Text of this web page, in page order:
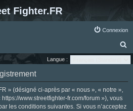
Fighter.FR
Connexion
e
Langue :
» (désigné ci-après par « nous », « notre »,
www.streetfighter-fr.com/forum »), vous
les conditions suivantes. Si vous n’acceptez